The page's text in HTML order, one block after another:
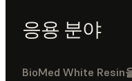
응용 분야
BioMed White Resin